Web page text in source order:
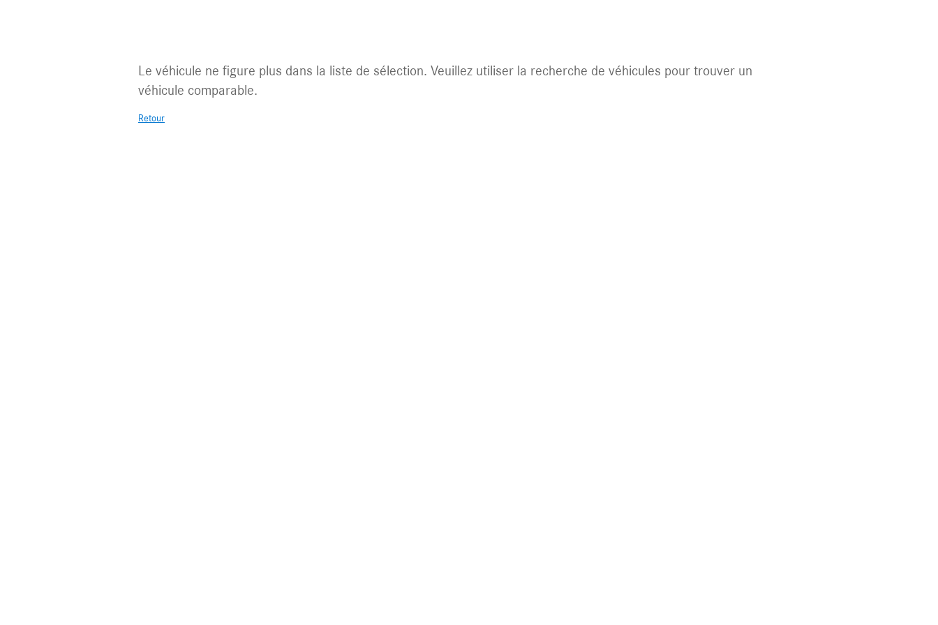
Le véhicule ne figure plus dans la liste de sélection. Veuillez utiliser la recherche de véhicules pour trouver un
véhicule comparable.
Retour